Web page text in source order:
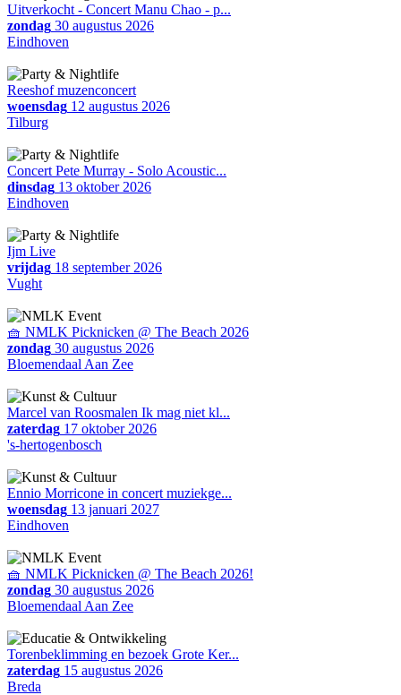
Uitverkocht - Concert Manu Chao - p...
zondag 30 augustus 2026
Eindhoven
Reeshof muzenconcert
woensdag 12 augustus 2026
Tilburg
Concert Pete Murray - Solo Acoustic...
dinsdag 13 oktober 2026
Eindhoven
Ijm Live
vrijdag 18 september 2026
Vught
🧺 NMLK Picknicken @ The Beach 2026
zondag 30 augustus 2026
Bloemendaal Aan Zee
Marcel van Roosmalen Ik mag niet kl...
zaterdag 17 oktober 2026
's-hertogenbosch
Ennio Morricone in concert muziekge...
woensdag 13 januari 2027
Eindhoven
🧺 NMLK Picknicken @ The Beach 2026!
zondag 30 augustus 2026
Bloemendaal Aan Zee
Torenbeklimming en bezoek Grote Ker...
zaterdag 15 augustus 2026
Breda